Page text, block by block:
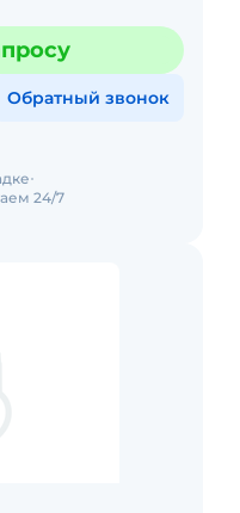
Обратный звонок
24/7